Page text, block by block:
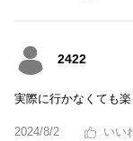
2422
実際に行かなくても
2024/8/2